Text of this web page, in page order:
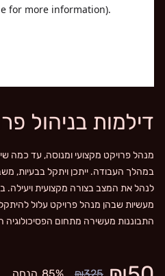
דילמות בניהול
מנהל פרויקט מקצועי ומנוסה, עד כמה
במהלך העבודה. ייתכן ויתקל בבעיות,
לנהל את המצב בצורה מקצועית ויעילה.
מעשיות שבהן מנהל פרויקט עלול
התבוננות מעשירה מתחום הפסיכולוגיה